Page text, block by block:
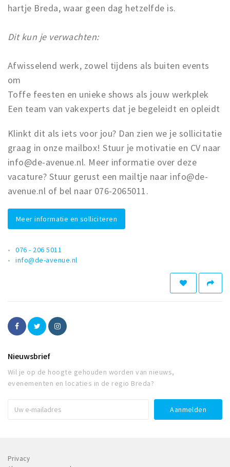
hartje Breda, waar geen dag hetzelfde is.
Dit kun je verwachten:
Afwisselend werk, zowel tijdens als buiten events
om
Toffe feesten en unieke shows als jouw werkplek
Een team van vakexperts dat je begeleidt en opleidt
Klinkt dit als iets voor jou? Dan zien we je sollicitatie
graag in onze mailbox! Stuur je motivatie en CV naar
info@de-avenue.nl. Meer informatie over deze
vacature? Stuur gerust een mailtje naar info@de-
avenue.nl of bel naar 076-2065011.
Meer informatie en solliciteren
076 - 206 5011
info@de-avenue.nl
Nieuwsbrief
Wil je op de hoogte gehouden worden van nieuws,
evenementen en locaties in de regio Breda?
Privacy